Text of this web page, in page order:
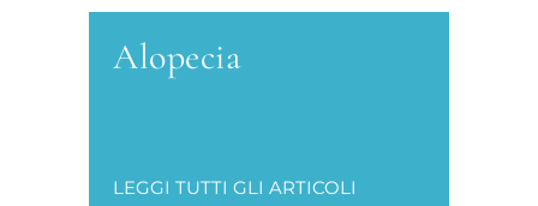
Alopecia
LEGGI TUTTI GLI ARTICOLI